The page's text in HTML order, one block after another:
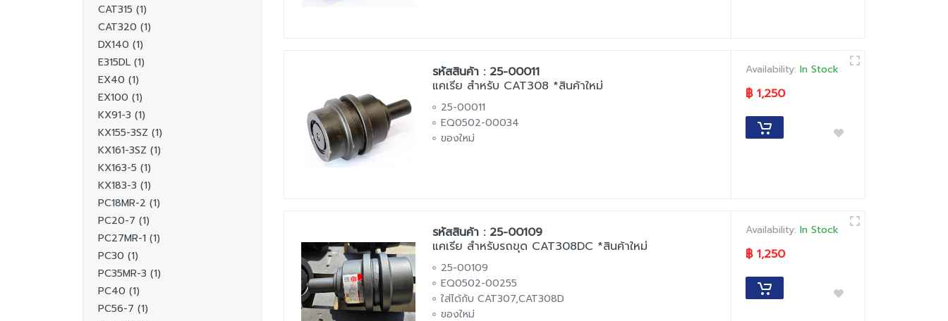
CAT315 (1)
CAT320 (1)
DX140 (1)
E315DL (1)
EX40 (1)
EX100 (1)
KX91-3 (1)
KX155-3SZ (1)
KX161-3SZ (1)
KX163-5 (1)
KX183-3 (1)
PC18MR-2 (1)
PC20-7 (1)
PC27MR-1 (1)
PC30 (1)
PC35MR-3 (1)
PC40 (1)
PC56-7 (1)
รหัสสินค้า : 25-00011
แคเรีย สำหรับ CAT308 *สินค้าใหม่
25-00011
EQ0502-00034
ของใหม่
Availability: In Stock
฿ 1,250
รหัสสินค้า : 25-00109
แคเรีย สำหรับรถขุด CAT308DC *สินค้าใหม่
25-00109
EQ0502-00255
ใส่ได้กับ CAT307,CAT308D
ของใหม่
Availability: In Stock
฿ 1,250